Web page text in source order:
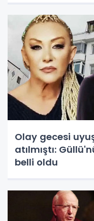
Olay gecesi
atılmıştı:
belli oldu